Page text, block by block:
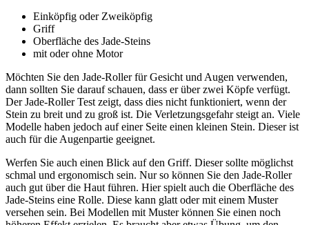
Einköpfig oder Zweiköpfig
Griff
Oberfläche des Jade-Steins
mit oder ohne Motor
Möchten Sie den Jade-Roller für Gesicht und Augen verwenden,
dann sollten Sie darauf schauen, dass er über zwei Köpfe verfügt.
Der Jade-Roller Testzeigt, dass dies nicht funktioniert, wenn der
Stein zu breit und zu groß ist. Die Verletzungsgefahr steigt an. Viele
Modelle haben jedoch auf einer Seite einen kleinen Stein. Dieser ist
auch für die Augenpartie geeignet.
Werfen Sie auch einen Blick auf den Griff. Dieser sollte möglichst
schmal und ergonomisch sein. Nur so können Sie den Jade-Roller
auch gut über die Haut führen. Hier spielt auch die Oberfläche des
Jade-Steins eine Rolle. Diese kann glatt oder mit einem Muster
versehen sein. Bei Modellen mit Muster können Sie einen noch